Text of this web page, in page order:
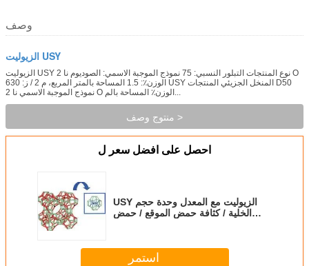
وصف
الزيوليت USY
الزيوليت USY نوع المنتجات التبلور النسبي: 75 نموذج الموجبة الاسمي: الصوديوم نا 2 O
الوزن٪: 1.5 المساحة بالمتر المربع، م 2 / ز: 630 USY المنخل الجزيئي المنتجات D50
نموذج الموجبة الاسمي نا 2 O الوزن٪ المساحة بالم...
منتوج وصف >
احصل على افضل سعر ل
USY الزيوليت مع المعدل وحدة حجم
الخلية / كثافة حمض الموقع / حمض
استمر